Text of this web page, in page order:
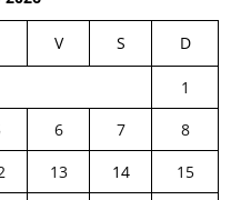
V S D
1
6 7
8
13 14
15